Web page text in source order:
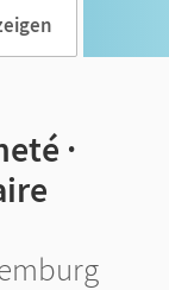
·